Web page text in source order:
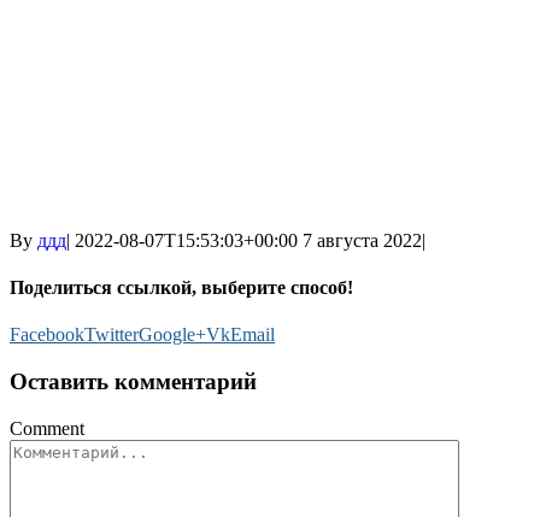
By ддд| 2022-08-07T15:53:03+00:00 7 августа 2022|
Поделиться ссылкой, выберите способ!
FacebookTwitterGoogle+VkEmail
Оставить комментарий
Comment